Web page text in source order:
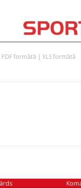
PDF formātā | XLS formātā